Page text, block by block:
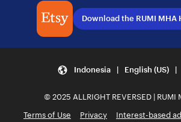
Download the RUMI MHA
Indonesia | English (US) |
© 2025 ALLRIGHT REVERSED | RUMI
Terms of Use
Privacy Interest-based